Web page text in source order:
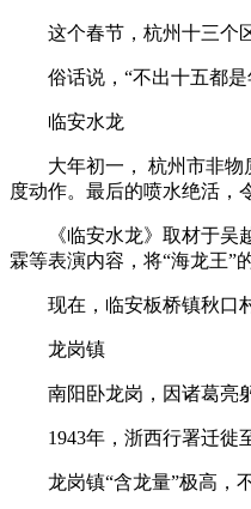
这个春节，杭州十三个
俗话说，“不出十五都是
临安水龙
大年初一， 杭州市非
度动作。最后的喷水绝活，
《临安水龙》取材于
霖等表演内容，将“海龙王”
现在，临安板桥镇秋口
龙岗镇
南阳卧龙岗，因诸葛亮
1943年，浙西行署迁徙
龙岗镇“含龙量”极高，